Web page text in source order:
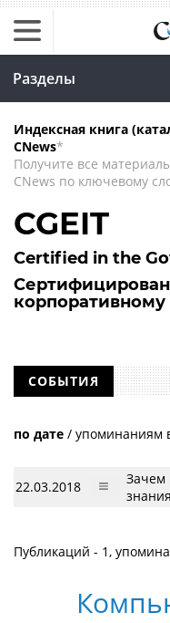
Разделы
Индексная книга
CNews*
Получите все
CNews по ключевому
CGEIT
Certified in the
СОБЫТИЯ
по дате / упоминаниям
22.03.2018
Зачем
Публикаций - 1,